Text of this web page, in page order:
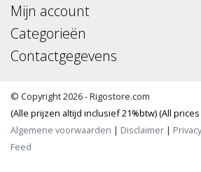
Mijn account
Categorieën
Contactgegevens
© Copyright 2026 - Rigostore.com
(Alle prijzen altijd inclusief 21%btw) (All
Algemene voorwaarden | Disclaimer |
Feed